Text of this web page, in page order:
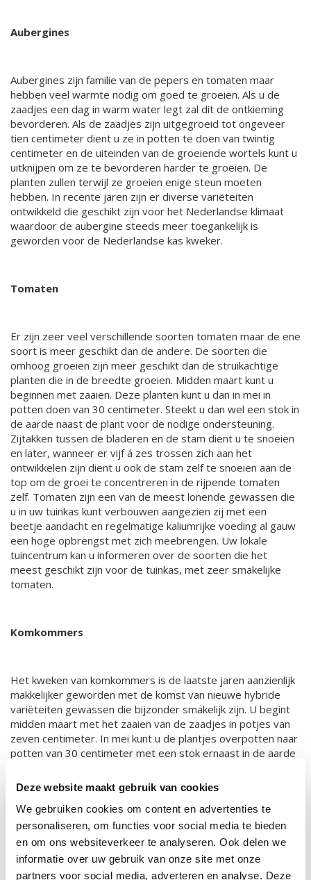
Deze website maakt gebruik van cookies
We gebruiken cookies om content en advertenties te
personaliseren, om functies voor social media te bieden
en om ons websiteverkeer te analyseren. Ook delen we
informatie over uw gebruik van onze site met onze
partners voor social media, adverteren en analyse. Deze
Aubergines
Aubergines zijn familie van de pepers en tomaten maar
hebben veel warmte nodig om goed te groeien. Als u de
zaadjes een dag in warm water legt zal dit de ontkieming
bevorderen. Als de zaadjes zijn uitgegroeid tot ongeveer
tien centimeter dient u ze in potten te doen van twintig
centimeter en de uiteinden van de groeiende wortels kunt u
uitknijpen om ze te bevorderen harder te groeien. De
planten zullen terwijl ze groeien enige steun moeten
hebben. In recente jaren zijn er diverse variëteiten
ontwikkeld die geschikt zijn voor het Nederlandse klimaat
waardoor de aubergine steeds meer toegankelijk is
geworden voor de Nederlandse kas kweker.
Tomaten
Er zijn zeer veel verschillende soorten tomaten maar de ene
soort is meer geschikt dan de andere. De soorten die
omhoog groeien zijn meer geschikt dan de struikachtige
planten die in de breedte groeien. Midden maart kunt u
beginnen met zaaien. Deze planten kunt u dan in mei in
potten doen van 30 centimeter. Steekt u dan wel een stok in
de aarde naast de plant voor de nodige ondersteuning.
Zijtakken tussen de bladeren en de stam dient u te snoeien
en later, wanneer er vijf á zes trossen zich aan het
ontwikkelen zijn dient u ook de stam zelf te snoeien aan de
top om de groei te concentreren in de rijpende tomaten
zelf. Tomaten zijn een van de meest lonende gewassen die
u in uw tuinkas kunt verbouwen aangezien zij met een
beetje aandacht en regelmatige kaliumrijke voeding al gauw
een hoge opbrengst met zich meebrengen. Uw lokale
tuincentrum kan u informeren over de soorten die het
meest geschikt zijn voor de tuinkas, met zeer smakelijke
tomaten.
Komkommers
Het kweken van komkommers is de laatste jaren aanzienlijk
makkelijker geworden met de komst van nieuwe hybride
variëteiten gewassen die bijzonder smakelijk zijn. U begint
midden maart met het zaaien van de zaadjes in potjes van
zeven centimeter. In mei kunt u de plantjes overpotten naar
potten van 30 centimeter met een stok ernaast in de aarde
dient u de hoofdstam te snoeien en de zich ontwikkelende
plant vast te knopen aan de ondersteunende stok. Het
enige wat u dan nog hoeft te doen is voldoende water
geven en eens in de twee weken een kaliumrijke voeding
geven. De sappige komkommers zullen dan vanzelf
verschijnen.